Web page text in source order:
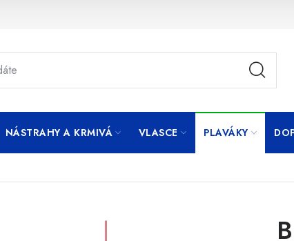
NÁSTRAHY A KRMIVÁ VLASCE PLAVÁKY